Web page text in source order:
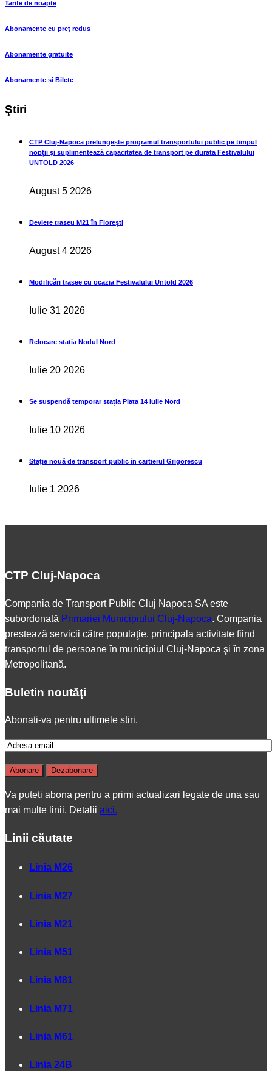
Tarife de noapte
Abonamente cu preţ redus
Abonamente gratuite
Abonamente și Bilete
Ştiri
CTP Cluj-Napoca prelungește programul transportului public pe timpul
nopții și suplimentează capacitatea de transport pe durata Festivalului
UNTOLD 2026
August 5 2026
Deviere traseu M21 în Florești
August 4 2026
Modificări trasee cu ocazia Festivalului Untold 2026
Iulie 31 2026
Relocare stația Nodul Nord
Iulie 20 2026
Se suspendă temporar stația Piața 14 Iulie Nord
Iulie 10 2026
Stație nouă de transport public în cartierul Grigorescu
Iulie 1 2026
CTP Cluj-Napoca
Compania de Transport Public Cluj Napoca SA este
subordonată Primariei Municipiului Cluj-Napoca. Compania
prestează servicii către populaţie, principala activitate fiind
transportul de persoane în municipiul Cluj-Napoca şi în zona
Metropolitană.
Buletin noutăţi
Abonati-va pentru ultimele stiri.
Va puteti abona pentru a primi actualizari legate de una sau
mai multe linii. Detalii aici.
Linii căutate
Linia M26
Linia M27
Linia M21
Linia M51
Linia M81
Linia M71
Linia M61
Linia 24B